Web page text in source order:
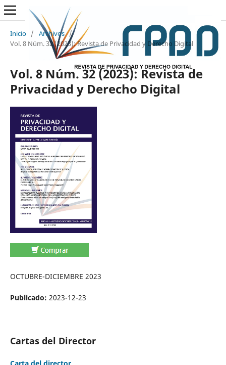
Inicio / Archivos /
Vol. 8 Núm. 32 (2023): Revista de Privacidad y Derecho Digital
Vol. 8 Núm. 32 (2023): Revista de
Privacidad y Derecho Digital
OCTUBRE-DICIEMBRE 2023
Publicado: 2023-12-23
Cartas del Director